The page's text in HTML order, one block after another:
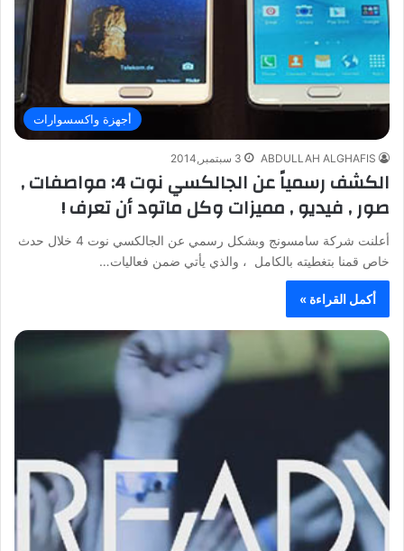
أجهزة واكسسوارات
ABDULLAH ALGHAFIS 3 سبتمبر,2014
الكشف رسمياً عن الجالكسي نوت 4: مواصفات ,
صور , فيديو , مميزات وكل ماتود أن تعرف !
أعلنت شركة سامسونج وبشكل رسمي عن الجالكسي نوت 4 خلال حدث
خاص قمنا بتغطيته بالكامل ، والذي يأتي ضمن فعاليات…
أكمل القراءة »